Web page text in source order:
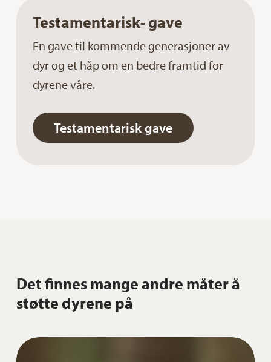
Testamentarisk- gave
En gave til kommende generasjoner av
dyr og et håp om en bedre framtid for
dyrene våre.
Testamentarisk gave
Det finnes mange andre måter å
støtte dyrene på